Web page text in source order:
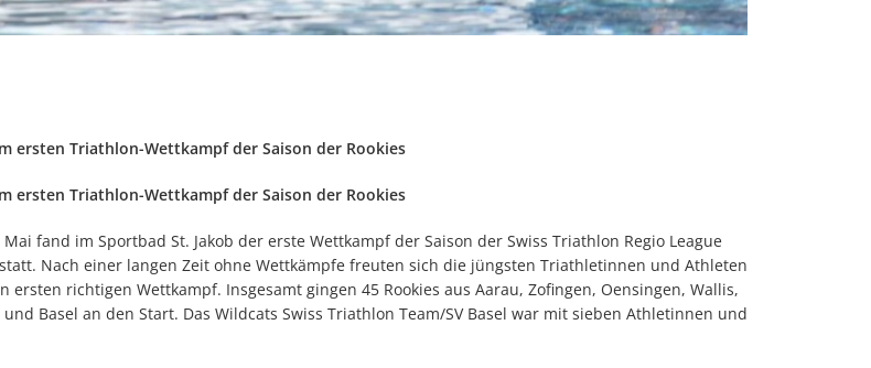
ersten Triathlon-Wettkampf der Saison der Rookies
ersten Triathlon-Wettkampf der Saison der Rookies
fand im Sportbad St. Jakob der erste Wettkampf der Saison der Swiss Triathlon Regio League
Nach einer langen Zeit ohne Wettkämpfe freuten sich die jüngsten Triathletinnen und Athleten
ersten richtigen Wettkampf. Insgesamt gingen 45 Rookies aus Aarau, Zofingen, Oensingen, Wallis,
Basel an den Start. Das Wildcats Swiss Triathlon Team/SV Basel war mit sieben Athletinnen und